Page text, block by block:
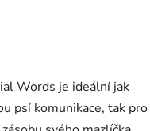
Words je ideální jak
psí komunikace, tak pro